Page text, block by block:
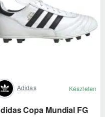
Adidas Készleten
Copa Mundial FG